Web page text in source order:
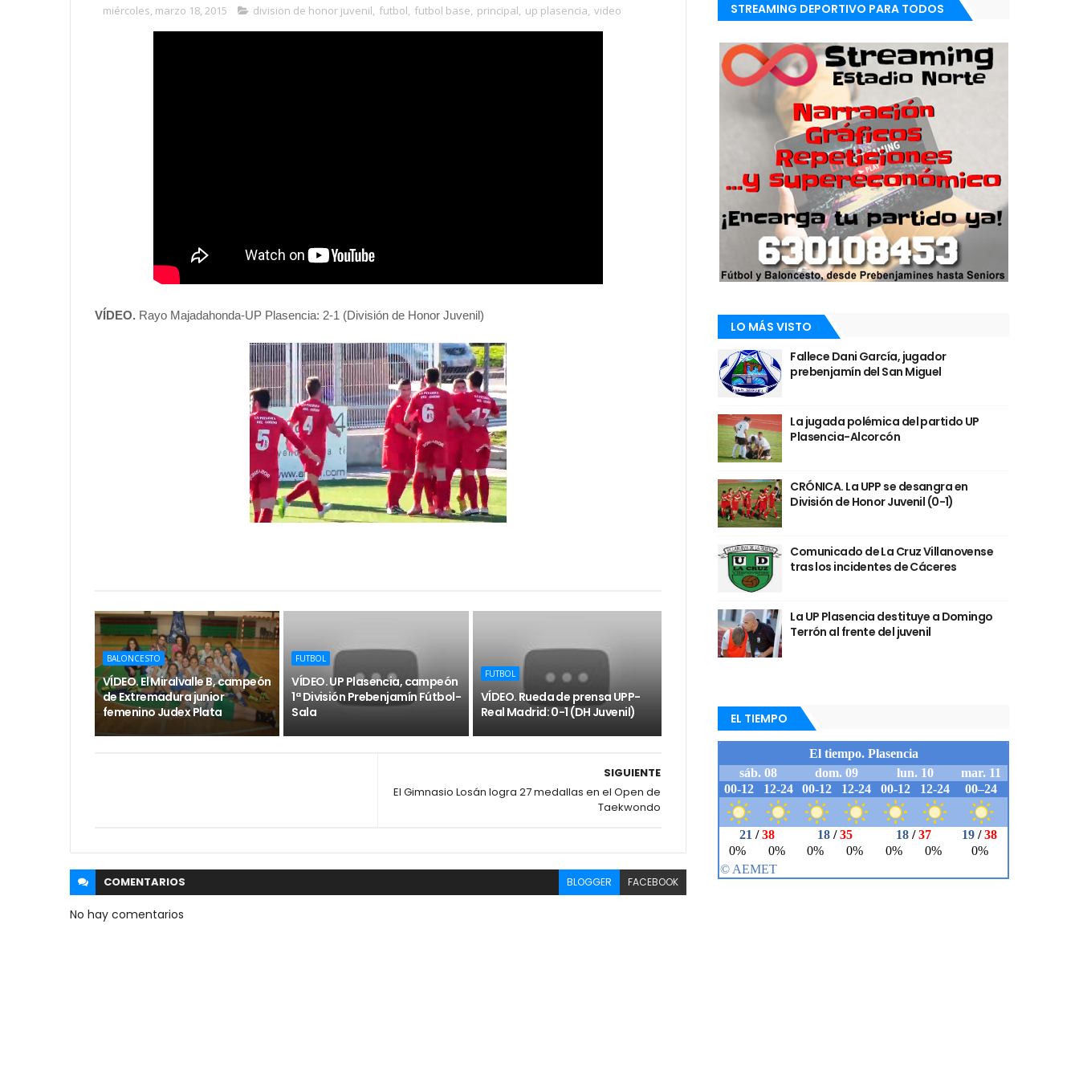
miércoles, marzo 18, 2015 division de honor juvenil, futbol, futbol base, principal, up plasencia, video
VÍDEO. Rayo Majadahonda-UP Plasencia: 2-1 (División de Honor Juvenil)
BALONCESTO
VÍDEO. El Miralvalle B, campeón
de Extremadura junior
femenino Judex Plata
FUTBOL
VÍDEO. UP Plasencia, campeón
1ª División Prebenjamín Fútbol-
Sala
FUTBOL
VÍDEO. Rueda de prensa UPP-
Real Madrid: 0-1 (DH Juvenil)
SIGUIENTE
El Gimnasio Losán logra 27 medallas en el Open de
Taekwondo
COMENTARIOS BLOGGER FACEBOOK
No hay comentarios
STREAMING DEPORTIVO PARA TODOS
LO MÁS VISTO
Fallece Dani García, jugador
prebenjamín del San Miguel
La jugada polémica del partido UP
Plasencia-Alcorcón
CRÓNICA. La UPP se desangra en
División de Honor Juvenil (0-1)
Comunicado de La Cruz Villanovense
tras los incidentes de Cáceres
La UP Plasencia destituye a Domingo
Terrón al frente del juvenil
EL TIEMPO